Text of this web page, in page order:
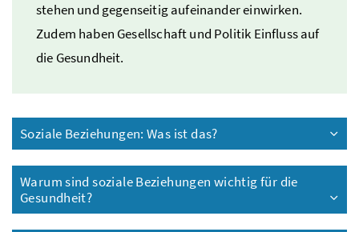
stehen und gegenseitig aufeinander einwirken.
Zudem haben Gesellschaft und Politik Einfluss auf
die Gesundheit.
Soziale Beziehungen: Was ist das?
Warum sind soziale Beziehungen wichtig für die
Gesundheit?